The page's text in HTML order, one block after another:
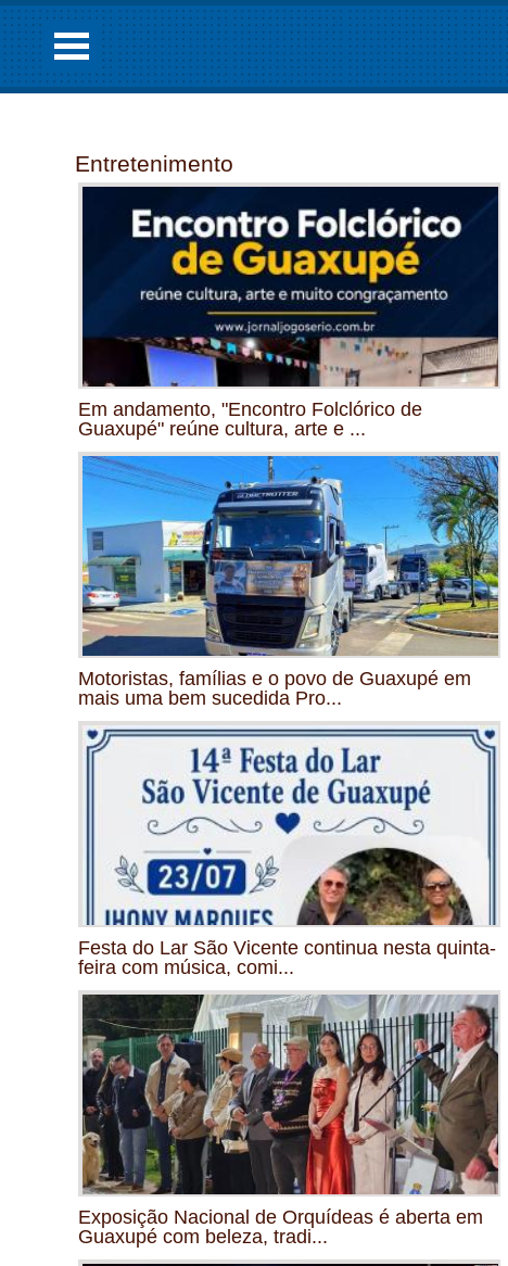
Entretenimento
Em andamento, "Encontro Folclórico de
Guaxupé" reúne cultura, arte e ...
Motoristas, famílias e o povo de Guaxupé em
mais uma bem sucedida Pro...
Festa do Lar São Vicente continua nesta quinta-
feira com música, comi...
Exposição Nacional de Orquídeas é aberta em
Guaxupé com beleza, tradi...